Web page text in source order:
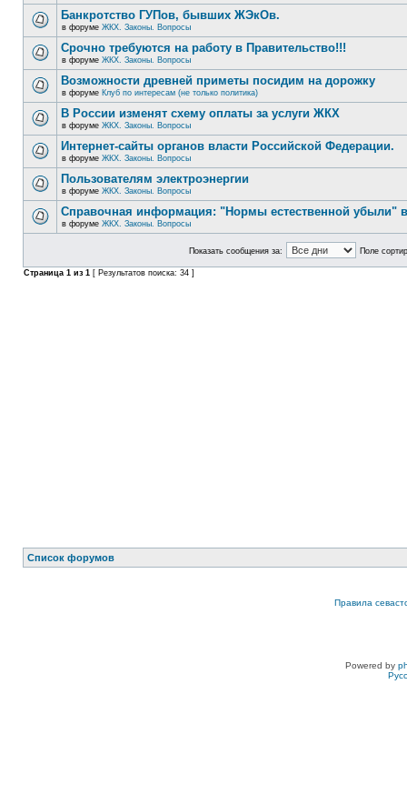
Банкротство ГУПов, бывших ЖЭкОв.
в форуме ЖКХ. Законы. Вопросы
Срочно требуются на работу в Правительство!!!
в форуме ЖКХ. Законы. Вопросы
Возможности древней приметы посидим на дорожку
в форуме Клуб по интересам (не только политика)
В России изменят схему оплаты за услуги ЖКХ
в форуме ЖКХ. Законы. Вопросы
Интернет-сайты органов власти Российской Федерации.
в форуме ЖКХ. Законы. Вопросы
Пользователям электроэнергии
в форуме ЖКХ. Законы. Вопросы
Справочная информация: "Нормы естественной убыли"
в форуме ЖКХ. Законы. Вопросы
Показать сообщения за: Поле
Страница 1 из 1 [ Результатов поиска: 34 ]
Список форумов
Правила
Powered by